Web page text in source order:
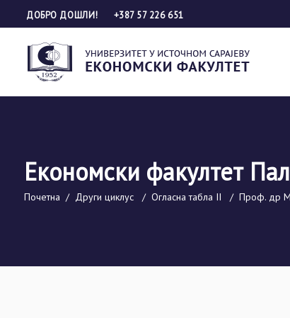
ДОБРО ДОШЛИ! +387 57 226 651
Економски факултет
Почетна / Други циклус / Огласна табла II / Проф. др